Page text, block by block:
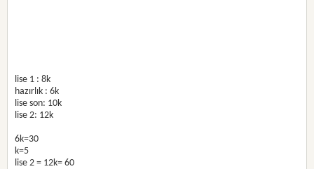
lise 1 : 8k
hazırlık : 6k
lise son: 10k
lise 2: 12k
6k=30
k=5
lise 2 = 12k= 60